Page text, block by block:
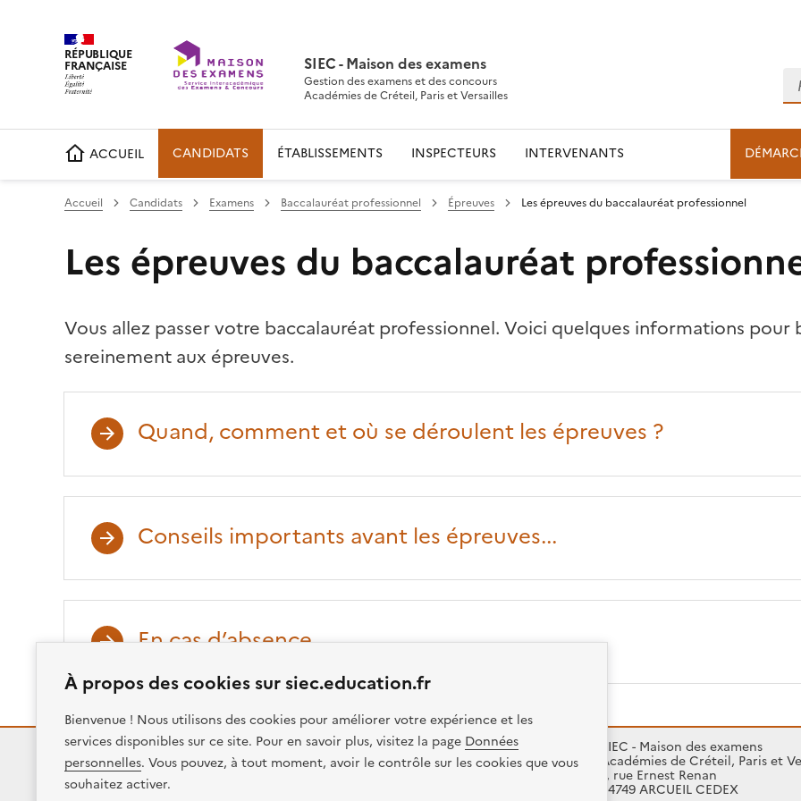
À propos des cookies sur siec.education.fr
Bienvenue ! Nous utilisons des cookies pour améliorer votre expérience et les
services disponibles sur ce site. Pour en savoir plus, visitez la page Données
personnelles. Vous pouvez, à tout moment, avoir le contrôle sur les cookies que vous
souhaitez activer.
RÉPUBLIQUE
FRANÇAISE SIEC - Maison des examens
Gestion des examens et des concours
Académies de Créteil, Paris et Versailles
ACCUEIL CANDIDATS ÉTABLISSEMENTS INSPECTEURS INTERVENANTS
Accueil Candidats Examens Baccalauréat professionnel Épreuves Les épreuves du baccalauréat professionnel
Les épreuves du baccalauréat
Partager sur Facebook
Partager sur Twitter
Partager sur LinkedIn
Partager par email
Vous allez passer votre baccalauréat professionnel. Voici quelques informations
sereinement aux épreuves.
Quand, comment et où se déroulent les épreuves ?
Conseils importants avant les épreuves...
En cas d’absence
RÉPUBLIQUE
FRANÇAISE
SIEC - Maison des examens
Académies de Créteil, Paris et
7, rue Ernest Renan
94749 ARCUEIL CEDEX